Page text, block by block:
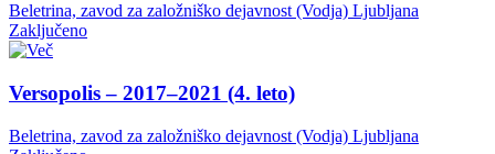
Beletrina, zavod za založniško dejavnost (Vodja) Ljubljana
Zaključeno
Versopolis – 2017–2021 (4. leto)
Beletrina, zavod za založniško dejavnost (Vodja) Ljubljana